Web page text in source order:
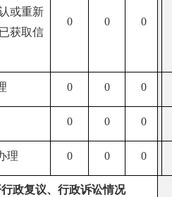
或重新
获取信
0 0 0
0 0 0
0 0 0
理 0 0 0
政复议、行政诉讼情况